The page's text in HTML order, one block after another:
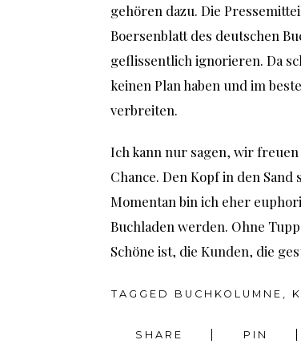
gehören dazu. Die
Boersenblatt des deutschen
geflissentlich ignorieren. Da
keinen Plan haben und im
verbreiten.
Ich kann nur sagen, wir
Chance. Den Kopf in den
Momentan bin ich eher
Buchladen werden. Ohne
Schöne ist, die Kunden, die
TAGGED BUCHKOLUMNE ,
SHARE PIN